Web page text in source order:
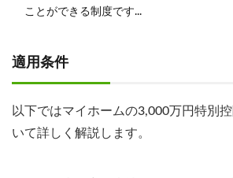
ことができる制度です...
適用条件
以下ではマイホームの3,000万円特別
いて詳しく解説します。